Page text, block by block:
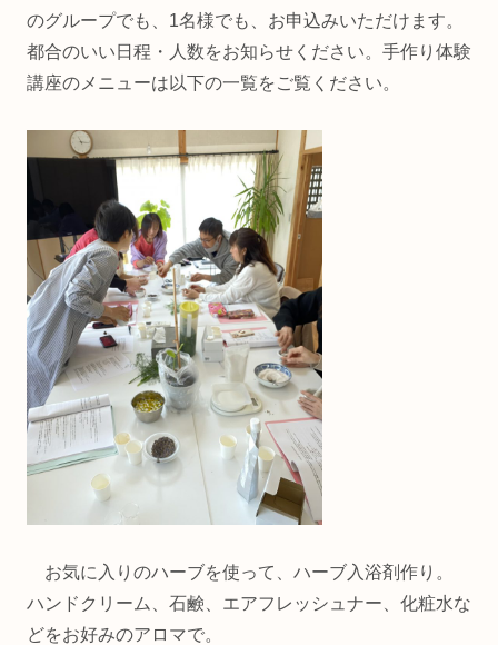
のグループでも、1名様でも、お申込みいただけます。
都合のいい日程・人数をお知らせください。手作り体験
講座のメニューは以下の一覧をご覧ください。
お気に入りのハーブを使って、ハーブ入浴剤作り。
ハンドクリーム、石鹸、エアフレッシュナー、化粧水な
どをお好みのアロマで。